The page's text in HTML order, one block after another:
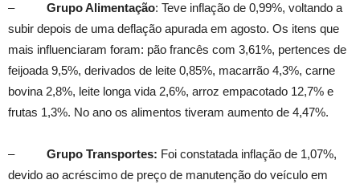
– Grupo Alimentação: Teve inflação de 0,99%, voltando a
subir depois de uma deflação apurada em agosto. Os itens que
mais influenciaram foram: pão francês com 3,61%, pertences de
feijoada 9,5%, derivados de leite 0,85%, macarrão 4,3%, carne
bovina 2,8%, leite longa vida 2,6%, arroz empacotado 12,7% e
frutas 1,3%. No ano os alimentos tiveram aumento de 4,47%.
– Grupo Transportes: Foi constatada inflação de 1,07%,
devido ao acréscimo de preço de manutenção do veículo em